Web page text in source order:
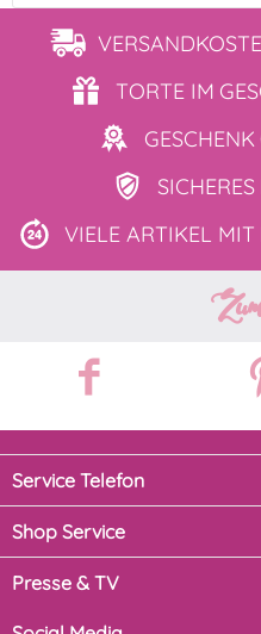
TORTE IM
GESCHENK
SICHERES
VIELE ARTIKEL MIT
Service Telefon
Shop Service
Presse & TV